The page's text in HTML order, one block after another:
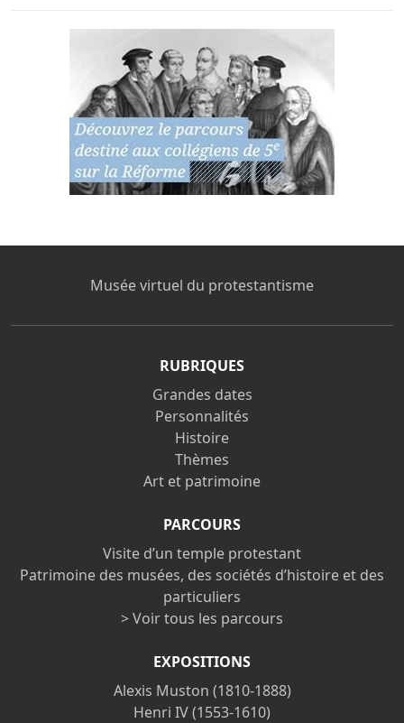
Musée virtuel du protestantisme
RUBRIQUES
Grandes dates
Personnalités
Histoire
Thèmes
Art et patrimoine
PARCOURS
Visite d’un temple protestant
Patrimoine des musées, des sociétés d’histoire et des
particuliers
> Voir tous les parcours
EXPOSITIONS
Alexis Muston (1810-1888)
Henri IV (1553-1610)